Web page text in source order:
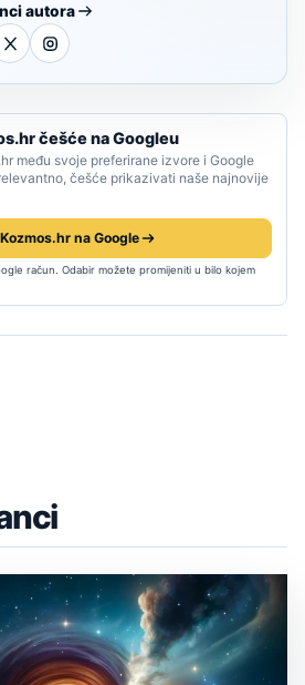
autora
češće na Googleu
među svoje preferirane izvore i Google
češće prikazivati naše najnovije
na Google
račun. Odabir možete promijeniti u bilo kojem